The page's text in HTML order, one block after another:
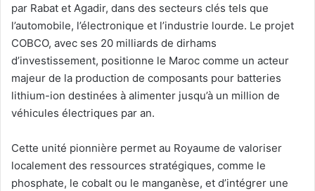
par Rabat et Agadir, dans des secteurs clés tels que
l’automobile, l’électronique et l’industrie lourde. Le projet
COBCO, avec ses 20 milliards de dirhams
d’investissement, positionne le Maroc comme un acteur
majeur de la production de composants pour batteries
lithium-ion destinées à alimenter jusqu’à un million de
véhicules électriques par an.
Cette unité pionnière permet au Royaume de valoriser
localement des ressources stratégiques, comme le
phosphate, le cobalt ou le manganèse, et d’intégrer une